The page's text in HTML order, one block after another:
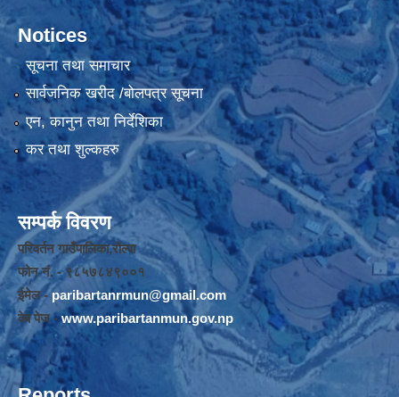
Notices
सूचना तथा समाचार
सार्वजनिक खरीद /बोलपत्र सूचना
एन, कानुन तथा निर्देशिका
कर तथा शुल्कहरु
सम्पर्क विवरण
परिवर्तन गाउँपालिका,रोल्पा
फोन नंं. - ९८५७८४९००१
ईमेल -paribartanrmun@gmail.com
वेब पेज -www.paribartanmun.gov.np